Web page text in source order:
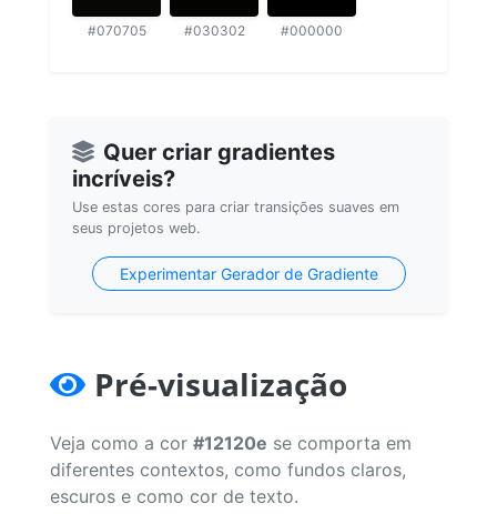
#070705 #030302 #000000
Quer criar gradientes
incríveis?
Use estas cores para criar transições suaves em
seus projetos web.
Experimentar Gerador de Gradiente
Pré-visualização
Veja como a cor #12120e se comporta em
diferentes contextos, como fundos claros,
escuros e como cor de texto.